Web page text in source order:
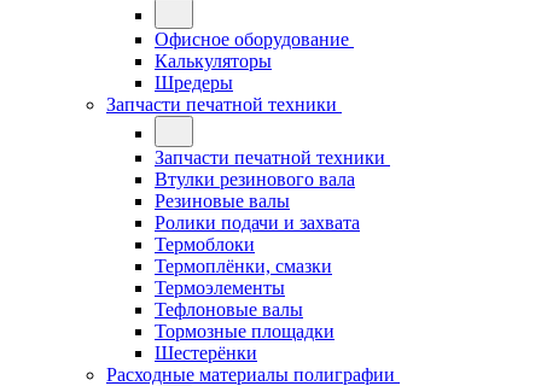
Офисное оборудование
Калькуляторы
Шредеры
Запчасти печатной техники
Запчасти печатной техники
Втулки резинового вала
Резиновые валы
Ролики подачи и захвата
Термоблоки
Термоплёнки, смазки
Термоэлементы
Тефлоновые валы
Тормозные площадки
Шестерёнки
Расходные материалы полиграфии